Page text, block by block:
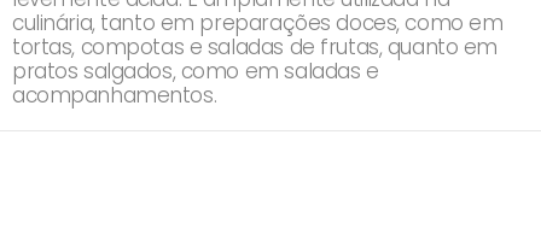
culinária, tanto em preparações doces, como em
tortas, compotas e saladas de frutas, quanto em
pratos salgados, como em saladas e
acompanhamentos.